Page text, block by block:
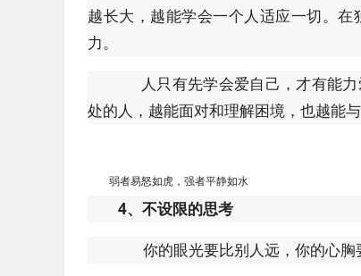
越长大，越能学会一个人适应一切。
力。
人只有先学会爱自己，才有能力
处的人，越能面对和理解困境，也越能与
弱者易怒如虎，强者平静如水
4、不设限的思考
你的眼光要比别人远，你的心胸